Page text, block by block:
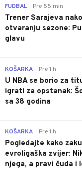
FUDBAL Pre 55 min
Trener Sarajeva
otvaranju sezone:
glavu
KOŠARKA Pre 1 h
U NBA se borio za
igrati za opstanak:
sa 38 godina
KOŠARKA Pre 1 h
Pogledajte kako
evroligaška zvijer:
njega, a pravi čuda i